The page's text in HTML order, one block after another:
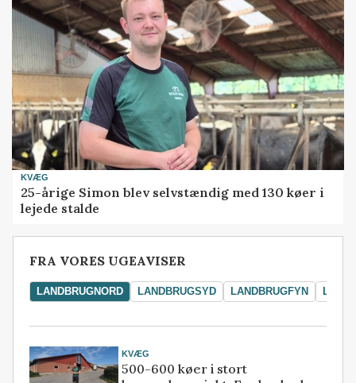
KVÆG
25-årige Simon blev selvstændig med 130 køer i
lejede stalde
FRA VORES UGEAVISER
LANDBRUGNORD LANDBRUGSYD LANDBRUGFYN
KVÆG
500-600 køer i stort